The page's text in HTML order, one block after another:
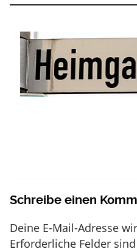
Schreibe einen
Deine E-Mail-Adresse
Erforderliche Felder